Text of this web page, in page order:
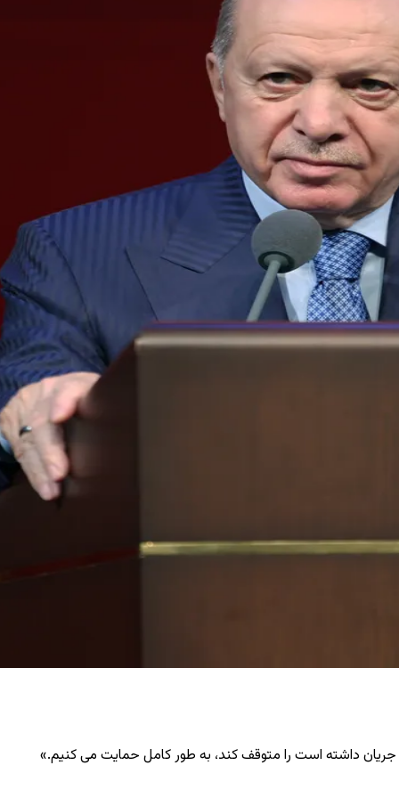
داشته است را متوقف کند، به طور کامل حمایت می ‌کنیم.»